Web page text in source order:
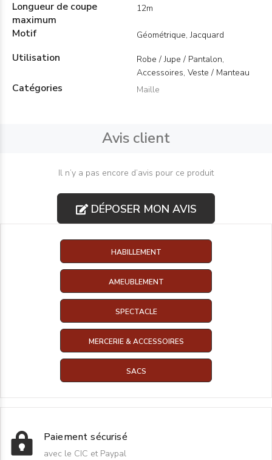
Longueur de coupe
maximum
12m
Motif Géométrique, Jacquard
Utilisation
Robe / Jupe / Pantalon,
Accessoires, Veste / Manteau
Catégories Maille
Avis client
Il n’y a pas encore d’avis pour ce produit
DÉPOSER MON AVIS
HABILLEMENT
AMEUBLEMENT
SPECTACLE
MERCERIE & ACCESSOIRES
SACS
Paiement sécurisé
avec le CIC et Paypal